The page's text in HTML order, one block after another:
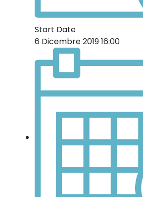
Start Date
6 Dicembre 2019 16:00